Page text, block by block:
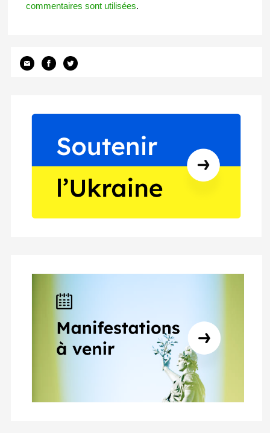
commentaires sont utilisées.